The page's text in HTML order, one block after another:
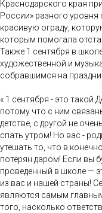
Краснодарского края
России» разного
красивую ограду,
которым помогала
Также 1 сентября в
художественной и
собравшимся на
« 1 сентября - это
потому что с ним
детстве, с другой не
спать утром! Но вас -
утешать то, что в
потерян даром! Если вы
проведенный в школе —
из вас и нашей страны!
являются самым
того, насколько